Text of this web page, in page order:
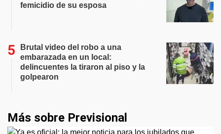
femicidio de su esposa
Brutal video del robo a una
embarazada en un local:
delincuentes la tiraron al piso y la
golpearon
Más sobre Previsional